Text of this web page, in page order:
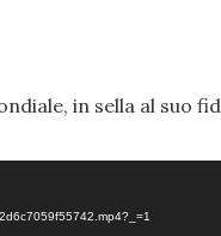
in sella al suo